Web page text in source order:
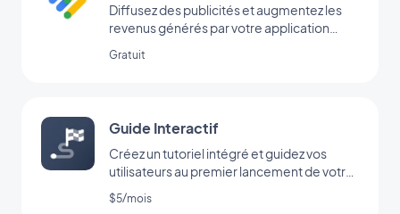
Diffusez des publicités et augmentez les
revenus générés par votre application
Gratuit
Guide Interactif
Créez un tutoriel intégré et guidez vos
utilisateurs au premier lancement de votre
app
$5/mois